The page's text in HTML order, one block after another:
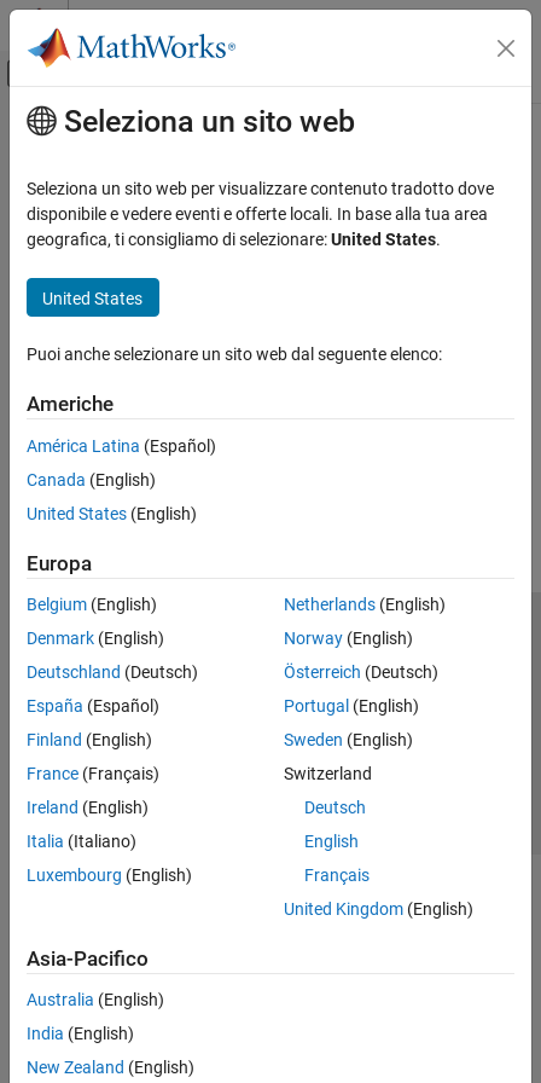
Vai al contenuto
Attiva/disattiva menu di navigazione
Pagina iniziale della documentazione
Categoria
Simscape
Simscape Battery
Simscape Driveline
Simscape Electrical
Applications
Multibody Modeling
Model Import
Deployment
Simscape Mechanical Interfaces
Contenuto principale
Seleziona un sito web
Seleziona un sito web per visualizzare contenuto tradotto dove
disponibile e vedere eventi e offerte locali. In base alla tua area
geografica, ti consigliamo di selezionare:United States.
United States
Puoi anche selezionare un sito web dal seguente elenco:
Americhe
América Latina (Español)
Canada (English)
United States (English)
Europa
Belgium (English)
Denmark (English)
Deutschland (Deutsch)
España (Español)
Finland (English)
France (Français)
Ireland (English)
Italia (Italiano)
Luxembourg (English)
Netherlands(English)
Norway(English)
Österreich (Deutsch)
Portugal (English)
Sweden (English)
Switzerland
Deutsch
English
Français
United Kingdom(English)
Asia-Pacifico
Australia (English)
India (English)
New Zealand (English)
Centro di fiducia
Informativa sulla privacy
Antipirateria
Stato dell'applicazione
Contatti
© 1994-2026 The MathWorks, Inc.